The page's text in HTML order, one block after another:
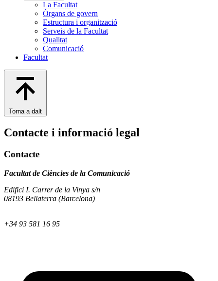
La Facultat
Òrgans de govern
Estructura i organització
Serveis de la Facultat
Qualitat
Comunicació
Facultat
Torna a dalt
Contacte i informació legal
Contacte
Facultat de Ciències de la Comunicació
Edifici I. Carrer de la Vinya s/n
08193 Bellaterra (Barcelona)
+34 93 581 16 95